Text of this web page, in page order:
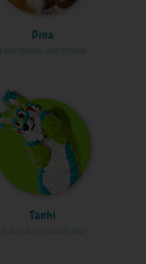
Dina
Liebt Winter und Schnee
Tanhi
Das Schaf im Wolfspelz